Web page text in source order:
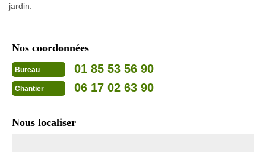
jardin.
Nos coordonnées
Bureau 01 85 53 56 90
Chantier 06 17 02 63 90
Nous localiser